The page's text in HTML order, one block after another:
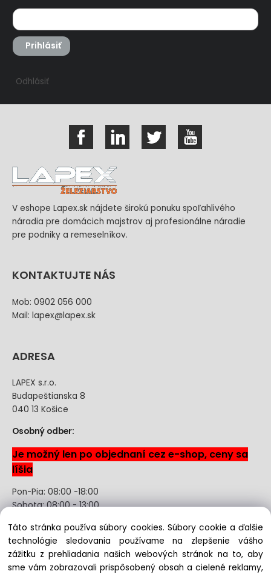
Prihlásiť
Odhlásiť
V eshope Lapex.sk nájdete širokú ponuku spoľahlivého
náradia pre domácich majstrov aj profesionálne náradie
pre podniky a remeselníkov.
KONTAKTUJTE NÁS
Mob: 0902 056 000
Mail: lapex@lapex.sk
ADRESA
LAPEX s.r.o.
Budapeštianska 8
040 13 Košice
Osobný odber:
Je možný len po objednaní cez e-shop, ceny sa
líšia
Pon-Pia: 08:00 -18:00
Sobota: 08:00 - 13:00
Odstúpenie od kúpnej zmluvy uzavretej na diaľku bez
registrácie
Táto stránka používa súbory cookies. Súbory cookie a ďalšie
technológie sledovania používame na zlepšenie vášho
zážitku z prehliadania našich webových stránok na to, aby
sme vám zobrazovali prispôsobený obsah a cielené reklamy,